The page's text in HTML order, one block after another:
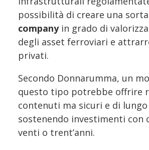
possibilità di creare una
companyin grado di
degli asset ferroviari e
privati.
Secondo Donnarumma, un
questo tipo potrebbe offrire
contenuti ma sicuri e di
sostenendo investimenti con
venti o trent’anni.